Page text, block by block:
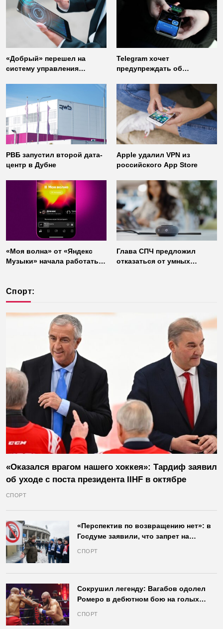
«Добрый» перешел на
систему управления
Telegram хочет
предупреждать об
неофициальных клиентов
мессенджера
РВБ запустил второй дата-
центр в Дубне
Apple удалил VPN из
российского App Store
«Моя волна» от «Яндекс
Музыки» начала работать
Глава СПЧ предложил
отказаться от умных
Спорт:
«Оказался врагом нашего хоккея»: Тардиф заявил
об уходе с поста президента IIHF в октябре
СПОРТ
«Перспектив по возвращению нет»: в
Госдуме заявили, что запрет на
СПОРТ
Сокрушил легенду: Вагабов одолел
Ромеро в дебютном бою на голых
СПОРТ